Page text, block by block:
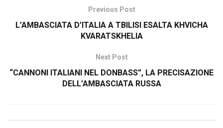
Previous Post
L’AMBASCIATA D’ITALIA A TBILISI ESALTA KHVICHA
KVARATSKHELIA
Next Post
“CANNONI ITALIANI NEL DONBASS”, LA PRECISAZIONE
DELL’AMBASCIATA RUSSA